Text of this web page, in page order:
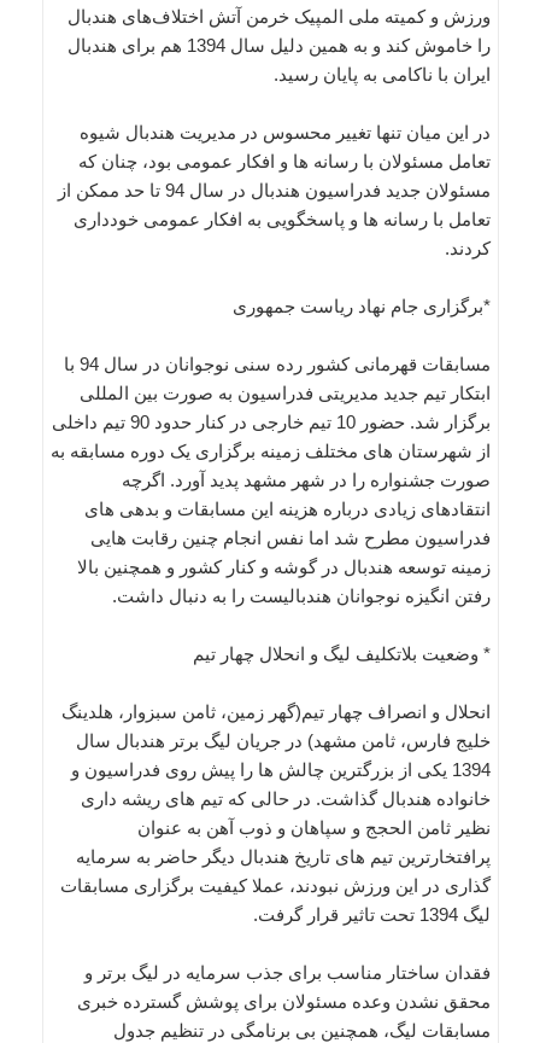
ورزش و کمیته ملی المپیک خرمن آتش اختلاف‌های هندبال
را خاموش کند و به همین دلیل سال 1394 هم برای هندبال
ایران با ناکامی به پایان رسید.
در این میان تنها تغییر محسوس در مدیریت هندبال شیوه
تعامل مسئولان با رسانه ها و افکار عمومی بود، چنان که
مسئولان جدید فدراسیون هندبال در سال 94 تا حد ممکن از
تعامل با رسانه ها و پاسخگویی به افکار عمومی خودداری
کردند.
*برگزاری جام نهاد ریاست جمهوری
مسابقات قهرمانی کشور رده سنی نوجوانان در سال 94 با
ابتکار تیم جدید مدیریتی فدراسیون به صورت بین المللی
برگزار شد. حضور 10 تیم خارجی در کنار حدود 90 تیم داخلی
از شهرستان های مختلف زمینه برگزاری یک دوره مسابقه به
صورت جشنواره را در شهر مشهد پدید آورد. اگرچه
انتقادهای زیادی درباره هزینه این مسابقات و بدهی های
فدراسیون مطرح شد اما نفس انجام چنین رقابت هایی
زمینه توسعه هندبال در گوشه و کنار کشور و همچنین بالا
رفتن انگیزه نوجوانان هندبالیست را به دنبال داشت.
* وضعیت بلاتکلیف لیگ و انحلال چهار تیم
انحلال و انصراف چهار تیم(گهر زمین، ثامن سبزوار، هلدینگ
خلیج فارس، ثامن مشهد) در جریان لیگ برتر هندبال سال
1394 یکی از بزرگترین چالش‌ ها را پیش روی فدراسیون و
خانواده هندبال گذاشت. در حالی که تیم های ریشه داری
نظیر ثامن الحجج و سپاهان و ذوب آهن به عنوان
پرافتخارترین تیم های تاریخ هندبال دیگر حاضر به سرمایه
‌گذاری در این ورزش نبودند، عملا کیفیت برگزاری مسابقات
لیگ 1394 تحت تاثیر قرار گرفت.
فقدان ساختار مناسب برای جذب سرمایه در لیگ برتر و
محقق نشدن وعده مسئولان برای پوشش گسترده خبری
مسابقات لیگ، همچنین بی برنامگی در تنظیم جدول